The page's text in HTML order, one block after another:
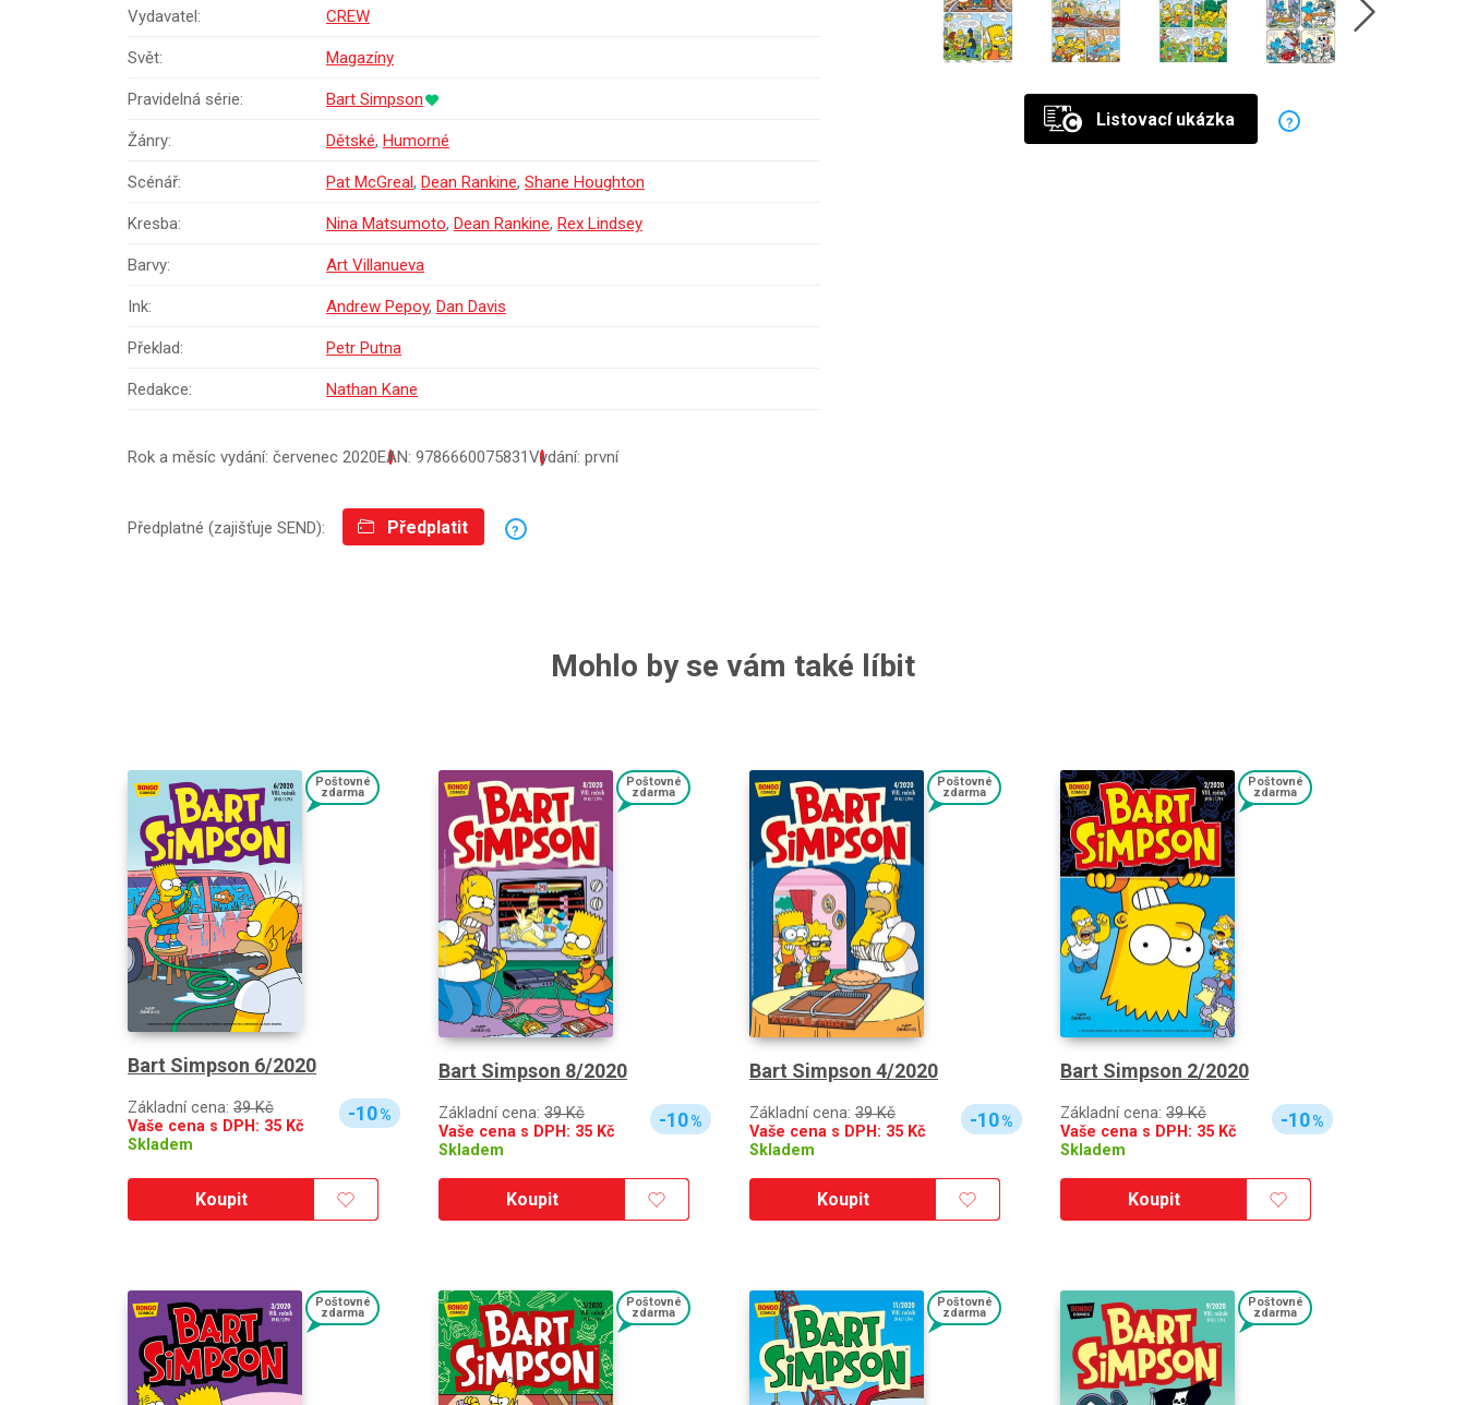
Vydavatel: CREW
Svět: Magazíny
Pravidelná série: Bart Simpson
Žánry: Dětské, Humorné
Scénář: Pat McGreal, Dean Rankine, Shane Houghton
Kresba: Nina Matsumoto, Dean Rankine, Rex Lindsey
Barvy: Art Villanueva
Ink: Andrew Pepoy, Dan Davis
Překlad: Petr Putna
Redakce: Nathan Kane
Rok a měsíc vydání: červenec 2020EAN: 9786660075831Vydání: první
Předplatné (zajišťuje SEND): Předplatit ?
Listovací ukázka ?
Mohlo by se vám také líbit
Poštovné
zdarma
Bart Simpson 6/2020
Základní cena: 39 Kč
Vaše cena s DPH: 35 Kč
Skladem
-10%
Koupit
Poštovné
zdarma
Bart Simpson 8/2020
Základní cena: 39 Kč
Vaše cena s DPH: 35 Kč
Skladem
-10%
Koupit
Poštovné
zdarma
Bart Simpson 4/2020
Základní cena: 39 Kč
Vaše cena s DPH: 35 Kč
Skladem
-10%
Koupit
Poštovné
zdarma
Bart Simpson 2/2020
Základní cena: 39 Kč
Vaše cena s DPH: 35 Kč
Skladem
-10%
Koupit
Poštovné
zdarma
Poštovné
zdarma
Poštovné
zdarma
Poštovné
zdarma